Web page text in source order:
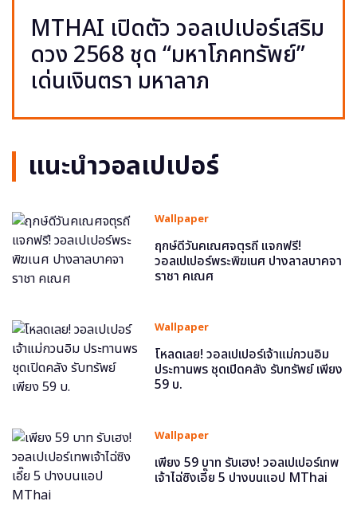
MTHAI เปิดตัว วอลเปเปอร์เสริม
ดวง 2568 ชุด “มหาโภคทรัพย์”
เด่นเงินตรา มหาลาภ
แนะนำวอลเปเปอร์
Wallpaper
ฤกษ์ดีวันคเณศจตุรถี แจกฟรี!
วอลเปเปอร์พระพิฆเนศ ปางลาลบาคจา
ราชา คเณศ
Wallpaper
โหลดเลย! วอลเปเปอร์เจ้าแม่กวนอิม
ประทานพร ชุดเปิดคลัง รับทรัพย์ เพียง
59 บ.
Wallpaper
เพียง 59 บาท รับเฮง! วอลเปเปอร์เทพ
เจ้าไฉ่ซิงเอี๊ย 5 ปางบนแอป MThai